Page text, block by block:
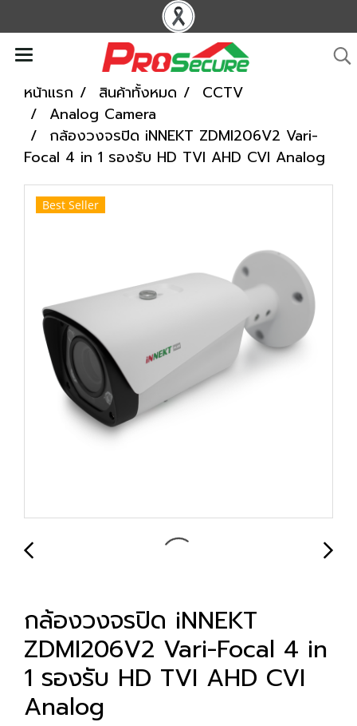
หน้าแรก สินค้าทั้งหมด
CCTV
Analog Camera
กล้องวงจรปิด iNNEKT ZDMI206V2 Vari-
Focal 4 in 1 รองรับ HD TVI AHD CVI Analog
Best Seller
กล้องวงจรปิด iNNEKT
ZDMI206V2 Vari-Focal 4 in
1 รองรับ HD TVI AHD CVI
Analog